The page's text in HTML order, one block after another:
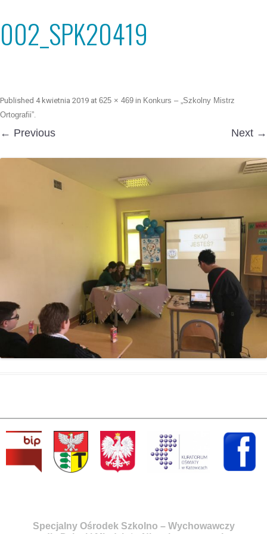
002_SPK20419
Published 4 kwietnia 2019 at 625 × 469 in Konkurs – „Szkolny Mistrz
Ortografii”.
← Previous Next →
Specjalny Ośrodek Szkolno – Wychowawczy